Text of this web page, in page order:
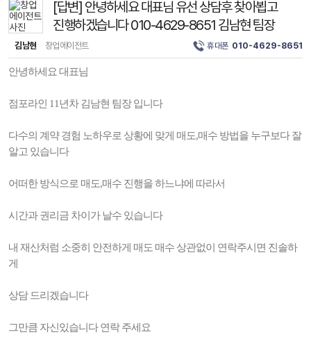
[답변] 안녕하세요 대표님 유선 상담후 찾아뵙고
진행하겠습니다 010-4629-8651 김남현 팀장
김남현 창업에이전트 휴대폰 010-4629-8651
안녕하세요 대표님
점포라인 11년차 김남현 팀장 입니다
다수의 계약 경험 노하우로 상황에 맞게 매도,매수 방법을 누구보다 잘
알고 있습니다
어떠한 방식으로 매도,매수 진행을 하느냐에 따라서
시간과 권리금 차이가 날수 있습니다
내 재산처럼 소중히 안전하게 매도 매수 상관없이 연락주시면 진솔하
게
상담 드리겠습니다
그만큼 자신있습니다 연락 주세요